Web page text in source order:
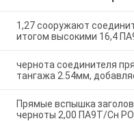
1,27 сооружают
итогом высокими 16,4
чернота соединителя
тангажа 2.54мм,
Прямые вспышка
черноты 2,00 ПА9Т/Сн